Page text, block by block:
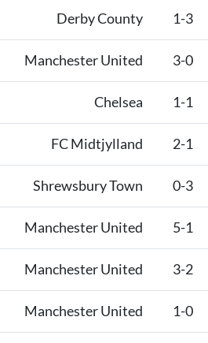
Derby County 1-3
Manchester United 3-0
Chelsea 1-1
FC Midtjylland 2-1
Shrewsbury Town 0-3
Manchester United 5-1
Manchester United 3-2
Manchester United 1-0